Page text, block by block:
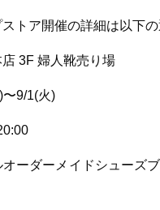
トア開催の詳細は以下の
3F 婦人靴売り場
9/1(火)
ーダーメイドシューズ